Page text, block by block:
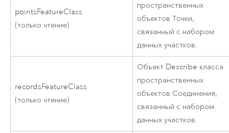
pointsFeatureClass
(только чтение)
пространственных
объектов Точки,
связанный с набором
данных участков.
recordsFeatureClass
(только чтение)
Объект Describe класса
пространственных
объектов Соединения,
связанный с набором
данных участков.